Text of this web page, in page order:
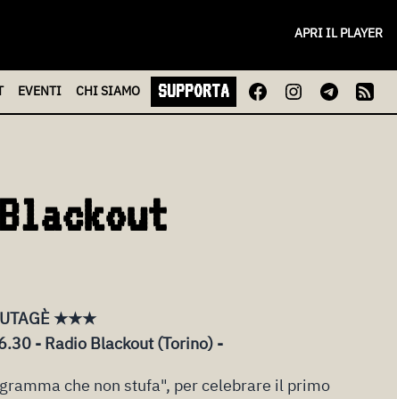
APRI IL PLAYER
EVENTI CHISIAMO SUPPORTA
★★★
- Radio Blackout (Torino) -
che non stufa", per celebrare il primo